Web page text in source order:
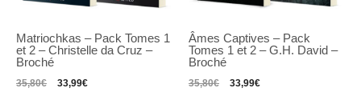
Matriochkas – Pack Tomes 1
et 2 –Christelle da Cruz –
Broché
35,80€ 33,99€
Âmes Captives – Pack
Tomes 1 et 2 – G.H. David –
Broché
35,80€ 33,99€